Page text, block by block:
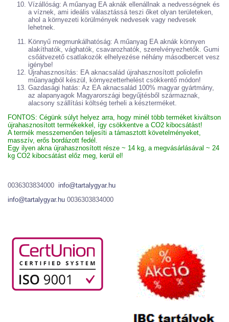
Vízállóság: A műanyag EA aknák ellenállnak a nedvességnek és
a víznek, ami ideális választássá teszi őket olyan területeken,
ahol a környezeti körülmények nedvesek vagy nedvesek
lehetnek.
Könnyű megmunkálhatóság: A műanyag EA aknák könnyen
alakíthatók, vághatók, csavarozhatók, szerelvényezhetők. Gumi
csőátvezető csatlakozók elhelyezése néhány másodbercet vesz
igénybe!
Újrahasznosítás: EA aknacsalád újrahasznosított poliolefin
műanyagból készül, környezetterhelést csökkentő módon!
Gazdasági hatás: Az EA aknacsalád 100% magyar gyártmány,
az alapanyagok Magyarországi begyűjtésből származnak,
alacsony szállítási költség terheli a készterméket.
FONTOS: Cégünk súlyt helyez arra, hogy minél több terméket kiváltson
újrahasznosított termékekkel, így csökkentve a CO2 kibocsátást!
A termék messzemenően teljesíti a támasztott követelményeket,
masszív, erős bordázott fedél.
Egy ilyen akna újrahasznosított része ~ 14 kg, a megvásárlásával ~ 24
kg CO2 kibocsátást előz meg, kerül el!
0036303834000 info@tartalygyar.hu
info@tartalygyar.hu 0036303834000